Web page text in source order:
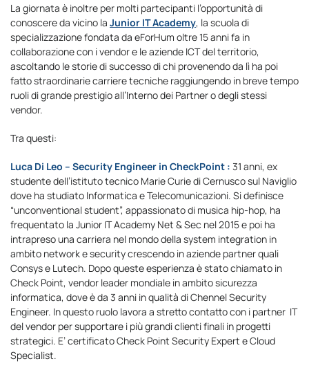
La giornata è inoltre per molti partecipanti l’opportunità di
conoscere da vicino la Junior IT Academy, la scuola di
specializzazione fondata da eForHum oltre 15 anni fa in
collaborazione con i vendor e le aziende ICT del territorio,
ascoltando le storie di successo di chi provenendo da lì ha poi
fatto straordinarie carriere tecniche raggiungendo in breve tempo
ruoli di grande prestigio all’Interno dei Partner o degli stessi
vendor.
Tra questi:
Luca Di Leo – Security Engineer in CheckPoint : 31 anni, ex
studente dell’istituto tecnico Marie Curie di Cernusco sul Naviglio
dove ha studiato Informatica e Telecomunicazioni. Si definisce
“unconventional student”, appassionato di musica hip-hop, ha
frequentato la Junior IT Academy Net & Sec nel 2015 e poi ha
intrapreso una carriera nel mondo della system integration in
ambito network e security crescendo in aziende partner quali
Consys e Lutech. Dopo queste esperienza è stato chiamato in
Check Point, vendor leader mondiale in ambito sicurezza
informatica, dove è da 3 anni in qualità di Chennel Security
Engineer. In questo ruolo lavora a stretto contatto con i partner IT
del vendor per supportare i più grandi clienti finali in progetti
strategici. E’ certificato Check Point Security Expert e Cloud
Specialist.